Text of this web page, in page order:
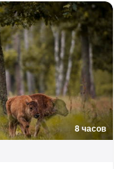
8 часов